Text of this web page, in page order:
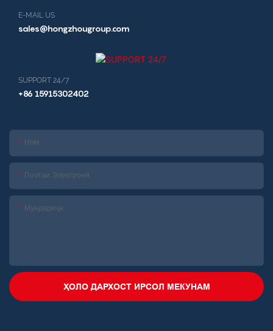
E-MAIL US
sales@hongzhougroup.com
SUPPORT 24/7
+86 15915302402
Ном
Почтаи Электронӣ
Мундариҷа
ҲОЛО ДАРХОСТ ИРСОЛ МЕКУНАМ